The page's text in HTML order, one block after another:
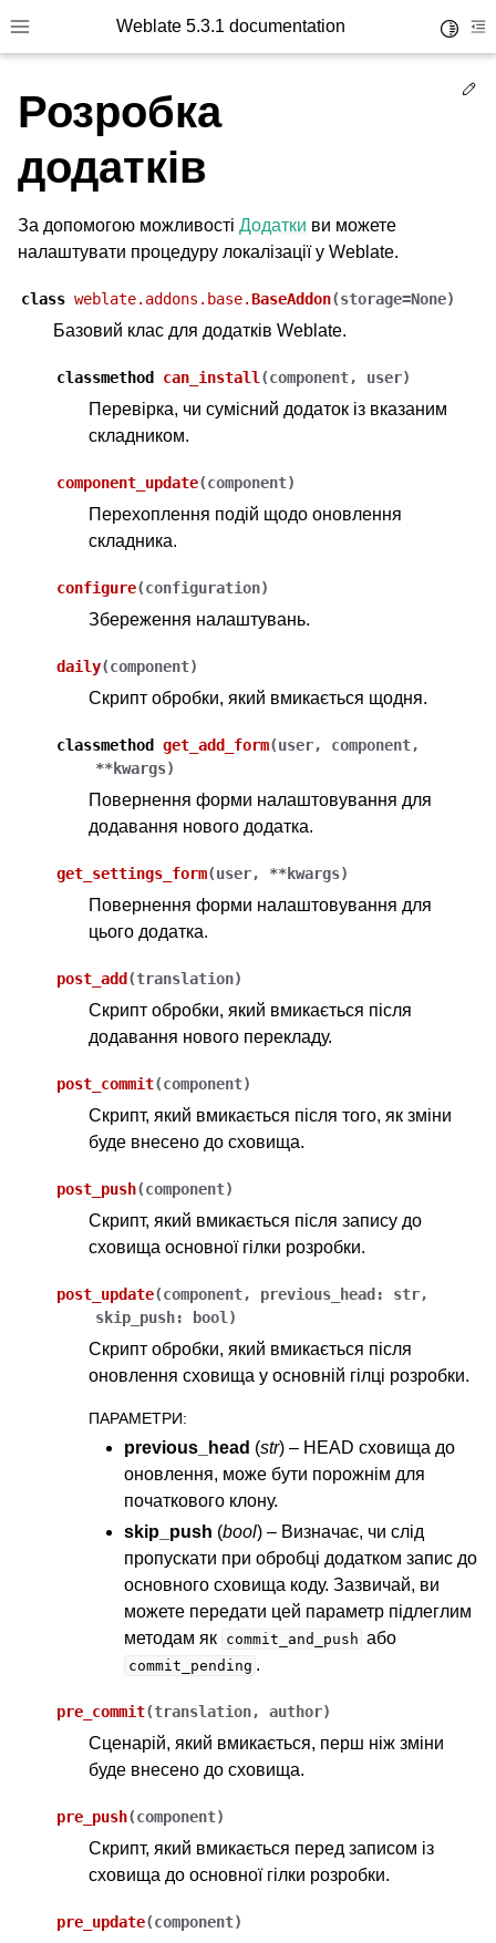
Toggle site navigation sidebar
Weblate 5.3.1 documentation
navigation of Підтримувані формати файлів
navigation of Настанови з налаштовування
Розробка
додатків
За допомогою можливості Додатки ви можете
налаштувати процедуру локалізації у Weblate.
class weblate.addons.base.BaseAddon(storage=None)
Базовий клас для додатків Weblate.
classmethod can_install (component, user)
Перевірка, чи сумісний додаток із вказаним
складником.
component_update(component)
Перехоплення подій щодо оновлення
складника.
configure(configuration)
Збереження налаштувань.
daily(component)
Скрипт обробки, який вмикається щодня.
classmethod get_add_form(user, component,
**kwargs)
Повернення форми налаштовування для
додавання нового додатка.
get_settings_form(user, **kwargs)
Повернення форми налаштовування для
цього додатка.
post_add (translation)
Скрипт обробки, який вмикається після
додавання нового перекладу.
post_commit(component)
Скрипт, який вмикається після того, як зміни
буде внесено до сховища.
post_push(component)
Скрипт, який вмикається після запису до
сховища основної гілки розробки.
post_update(component, previous_head : str,
skip_push: bool )
Скрипт обробки, який вмикається після
оновлення сховища у основній гілці розробки.
ПАРАМЕТРИ:
previous_head (str) – HEAD сховища до
оновлення, може бути порожнім для
початкового клону.
skip_push (bool) – Визначає, чи слід
пропускати при обробці додатком запис до
основного сховища коду. Зазвичай, ви
можете передати цей параметр підлеглим
методам як commit_and_push або
commit_pending .
pre_commit(translation, author)
Сценарій, який вмикається, перш ніж зміни
буде внесено до сховища.
pre_push(component)
Скрипт, який вмикається перед записом із
сховища до основної гілки розробки.
pre_update(component)